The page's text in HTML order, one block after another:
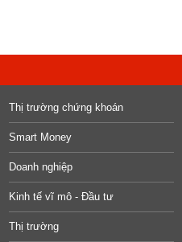
Thị trường chứng khoán
Smart Money
Doanh nghiệp
Kinh tế vĩ mô - Đầu tư
Thị trường